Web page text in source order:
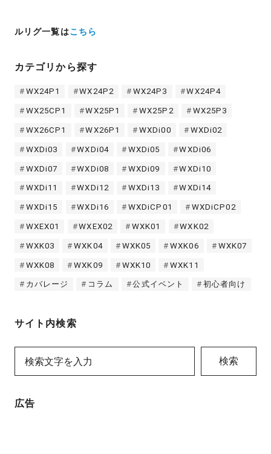
ルリグ一覧はこちら
カテゴリから探す
WX24P1 WX24P2 WX24P3 WX24P4
WX25CP1 WX25P1 WX25P2 WX25P3
WX26CP1 WX26P1 WXDi00 WXDi02
WXDi03 WXDi04 WXDi05 WXDi06
WXDi07 WXDi08 WXDi09 WXDi10
WXDi11 WXDi12 WXDi13 WXDi14
WXDi15 WXDi16 WXDiCP01 WXDiCP02
WXEX01 WXEX02 WXK01 WXK02
WXK03 WXK04 WXK05 WXK06 WXK07
WXK08 WXK09 WXK10 WXK11
カバレージ コラム 公式イベント 初心者向け
サイト内検索
検索
広告